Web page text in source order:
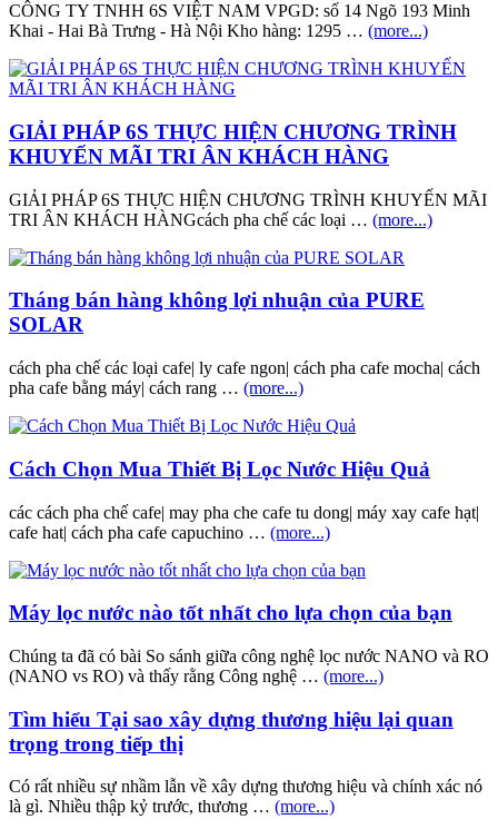
CÔNG TY TNHH 6S VIỆT NAM VPGD: số 14 Ngõ 193 Minh
Khai - Hai Bà Trưng - Hà Nội Kho hàng: 1295 … (more...)
GIẢI PHÁP 6S THỰC HIỆN CHƯƠNG TRÌNH
KHUYẾN MÃI TRI ÂN KHÁCH HÀNG
GIẢI PHÁP 6S THỰC HIỆN CHƯƠNG TRÌNH KHUYẾN MÃI
TRI ÂN KHÁCH HÀNGcách pha chế các loại … (more...)
Tháng bán hàng không lợi nhuận của PURE
SOLAR
cách pha chế các loại cafe| ly cafe ngon| cách pha cafe mocha| cách
pha cafe bằng máy| cách rang … (more...)
Cách Chọn Mua Thiết Bị Lọc Nước Hiệu Quả
các cách pha chế cafe| may pha che cafe tu dong| máy xay cafe hạt|
cafe hat| cách pha cafe capuchino … (more...)
Máy lọc nước nào tốt nhất cho lựa chọn của bạn
Chúng ta đã có bài So sánh giữa công nghệ lọc nước NANO và RO
(NANO vs RO) và thấy rằng Công nghệ … (more...)
Tìm hiểu Tại sao xây dựng thương hiệu lại quan
trọng trong tiếp thị
Có rất nhiều sự nhầm lẫn về xây dựng thương hiệu và chính xác nó
là gì. Nhiều thập kỷ trước, thương … (more...)